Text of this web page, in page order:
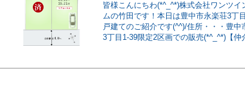
皆様こんにちわ(*^_^*)株式会社ワンツイ
ムの竹田です！本日は豊中市永楽荘3丁
戸建てのご紹介です(^^)/住所・・・豊中
3丁目1-39限定2区画での販売(*^_^*)【仲